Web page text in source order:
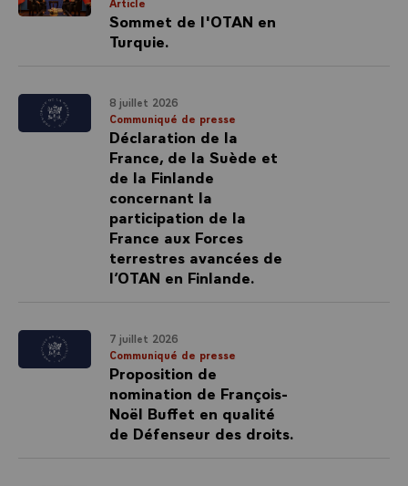
Sommet de l'OTAN en
Turquie.
8 juillet 2026
Communiqué de presse
Déclaration de la
France, de la Suède et
de la Finlande
concernant la
participation de la
France aux Forces
terrestres avancées de
l’OTAN en Finlande.
7 juillet 2026
Communiqué de presse
Proposition de
nomination de François-
Noël Buffet en qualité
de Défenseur des droits.